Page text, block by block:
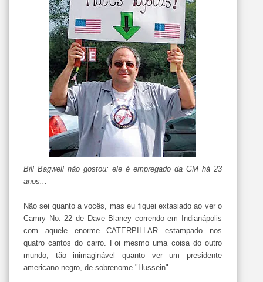
Bill Bagwell não gostou: ele é empregado da GM há 23
anos...
Não sei quanto a vocês, mas eu fiquei extasiado ao ver o
Camry No. 22 de Dave Blaney correndo em Indianápolis
com aquele enorme CATERPILLAR estampado nos
quatro cantos do carro. Foi mesmo uma coisa do outro
mundo, tão inimaginável quanto ver um presidente
americano negro, de sobrenome "Hussein".